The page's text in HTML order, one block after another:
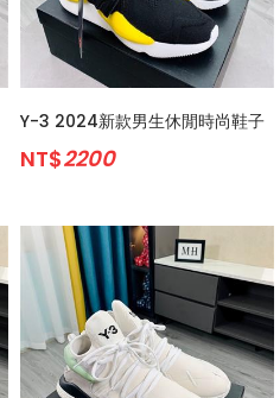
Y-3 2024新款男生休閒時尚鞋子
NT$2200